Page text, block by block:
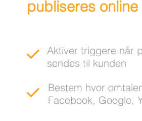
publiseres online
Aktiver triggere når
sendes til kunden
Bestem hvor
Facebook, Google,